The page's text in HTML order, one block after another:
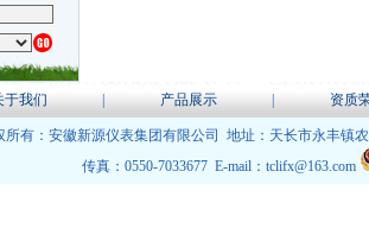
于我们 产品展示 资质
所有：安徽新源仪表集团有限公司 地址：天长市永丰镇
传真：0550-7033677 E-mail：tclifx@163.com